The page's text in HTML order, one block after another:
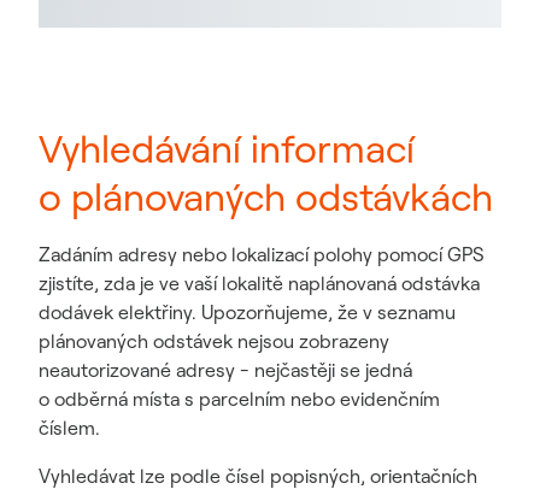
Vyhledávání informací
o plánovaných odstávkách
Zadáním adresy nebo lokalizací polohy pomocí GPS
zjistíte, zda je ve vaší lokalitě naplánovaná odstávka
dodávek elektřiny. Upozorňujeme, že v seznamu
plánovaných odstávek nejsou zobrazeny
neautorizované adresy - nejčastěji se jedná
o odběrná místa s parcelním nebo evidenčním
číslem.
Vyhledávat lze podle čísel popisných, orientačních